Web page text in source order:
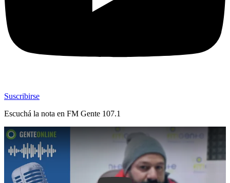
Suscribirse
Escuchá la nota en FM Gente 107.1